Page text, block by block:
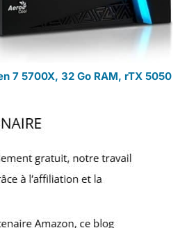
7 5700X, 32 Go RAM, rTX 5050